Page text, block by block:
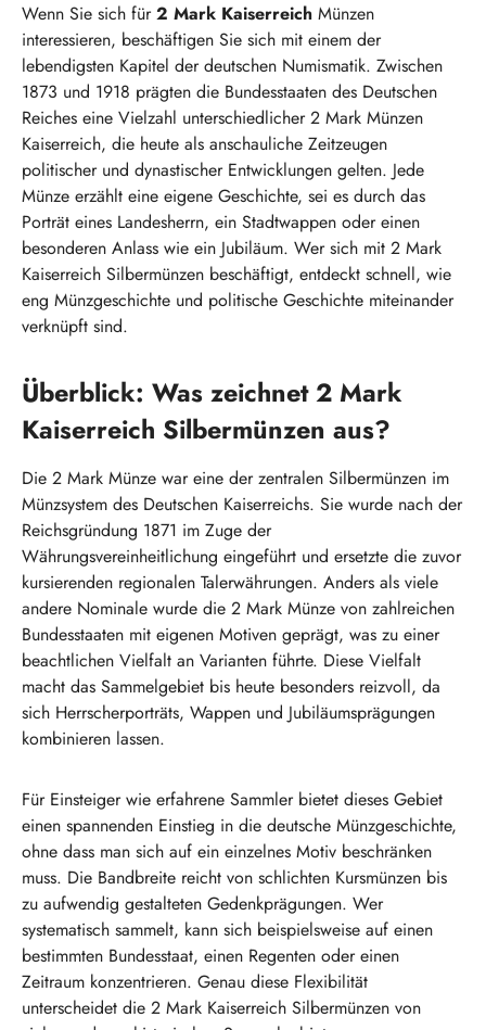
Wenn Sie sich für2 Mark Kaiserreich Münzen
interessieren, beschäftigen Sie sich mit einem der
lebendigsten Kapitel der deutschen Numismatik. Zwischen
1873 und 1918 prägten die Bundesstaaten des Deutschen
Reiches eine Vielzahl unterschiedlicher 2 Mark Münzen
Kaiserreich, die heute als anschauliche Zeitzeugen
politischer und dynastischer Entwicklungen gelten. Jede
Münze erzählt eine eigene Geschichte, sei es durch das
Porträt eines Landesherrn, ein Stadtwappen oder einen
besonderen Anlass wie ein Jubiläum. Wer sich mit 2 Mark
Kaiserreich Silbermünzen beschäftigt, entdeckt schnell, wie
eng Münzgeschichte und politische Geschichte miteinander
verknüpft sind.
Überblick: Was zeichnet 2 Mark
Kaiserreich Silbermünzen aus?
Die 2 Mark Münze war eine der zentralen Silbermünzen im
Münzsystem des Deutschen Kaiserreichs. Sie wurde nach der
Reichsgründung 1871 im Zuge der
Währungsvereinheitlichung eingeführt und ersetzte die zuvor
kursierenden regionalen Talerwährungen. Anders als viele
andere Nominale wurde die 2 Mark Münze von zahlreichen
Bundesstaaten mit eigenen Motiven geprägt, was zu einer
beachtlichen Vielfalt an Varianten führte. Diese Vielfalt
macht das Sammelgebiet bis heute besonders reizvoll, da
sich Herrscherporträts, Wappen und Jubiläumsprägungen
kombinieren lassen.
Für Einsteiger wie erfahrene Sammler bietet dieses Gebiet
einen spannenden Einstieg in die deutsche Münzgeschichte,
ohne dass man sich auf ein einzelnes Motiv beschränken
muss. Die Bandbreite reicht von schlichten Kursmünzen bis
zu aufwendig gestalteten Gedenkprägungen. Wer
systematisch sammelt, kann sich beispielsweise auf einen
bestimmten Bundesstaat, einen Regenten oder einen
Zeitraum konzentrieren. Genau diese Flexibilität
unterscheidet die 2 Mark Kaiserreich Silbermünzen von